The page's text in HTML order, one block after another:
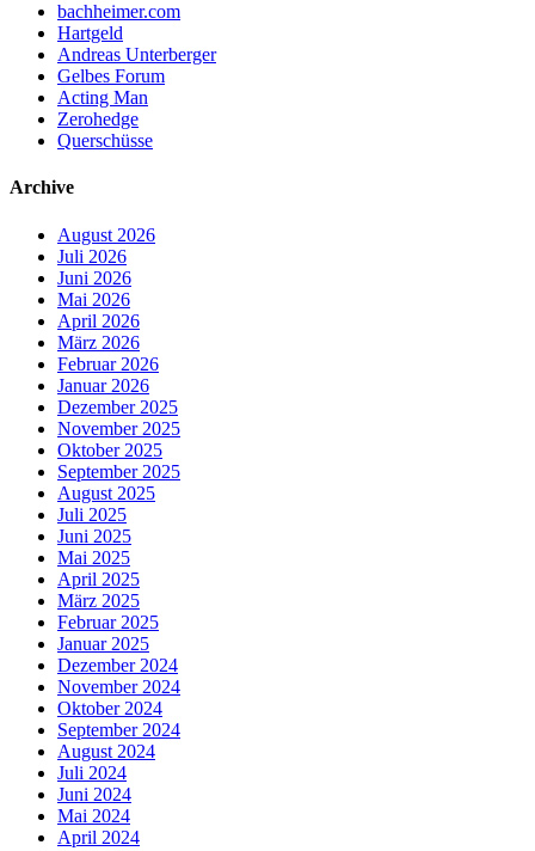
bachheimer.com
Hartgeld
Andreas Unterberger
Gelbes Forum
Acting Man
Zerohedge
Querschüsse
Archive
August 2026
Juli 2026
Juni 2026
Mai 2026
April 2026
März 2026
Februar 2026
Januar 2026
Dezember 2025
November 2025
Oktober 2025
September 2025
August 2025
Juli 2025
Juni 2025
Mai 2025
April 2025
März 2025
Februar 2025
Januar 2025
Dezember 2024
November 2024
Oktober 2024
September 2024
August 2024
Juli 2024
Juni 2024
Mai 2024
April 2024